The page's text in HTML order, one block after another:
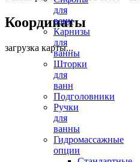
для
ванн
Карнизы
для
ванны
Шторки
для
ванн
Подголовники
Ручки
для
ванны
Гидромассажные
опции
Координаты
загрузка карты...